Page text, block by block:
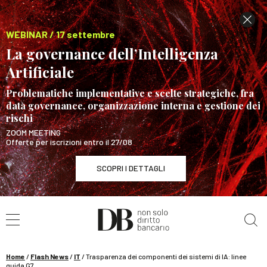
WEBINAR / 17 settembre
La governance dell’Intelligenza
Artificiale
Problematiche implementative e scelte strategiche, fra
data governance, organizzazione interna e gestione dei
rischi
ZOOM MEETING
Offerte per iscrizioni entro il 27/08
SCOPRI I DETTAGLI
WEBINAR / 17 settembre
La governance dell’Intelligenza Artificiale
Home / Flash News/ IT /Trasparenza dei componenti dei sistemi di IA: linee
guida G7